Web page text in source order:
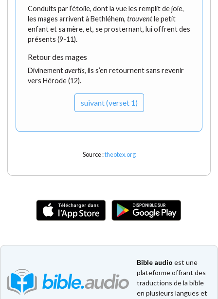
Conduits par l’étoile, dont la vue les remplit de joie,
les mages arrivent à Bethléhem, trouventle petit
enfant et sa mère, et, se prosternant, lui offrent des
présents (9-11).
Retour des mages
Divinementavertis, ils s’en retournent sans revenir
vers Hérode (12).
suivant (verset 1)
Source :theotex.org
Bible audio est une
plateforme offrant des
traductions de la bible
en plusieurs langues et